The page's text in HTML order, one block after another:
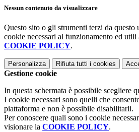
Nessun contenuto da visualizzare
Questo sito o gli strumenti terzi da
cookie necessari al funzionamento ed
COOKIE POLICY.
Personalizza Rifiuta tutti i cookies
Gestione cookie
In questa schermata è possibile scegliere
I cookie necessari sono quelli che
piattaforma e non è possibile disabilitarli.
Per conoscere quali sono i cookie
visionare la COOKIE POLICY.